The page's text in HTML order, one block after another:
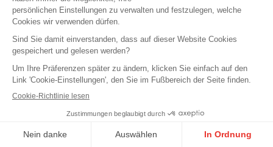
17.05.2025 CONCERT
JAMIE CULLUM